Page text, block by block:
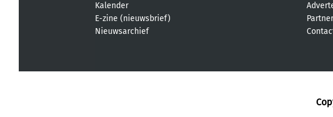
Kalender
E-zine (nieuwsbrief)
Nieuwsarchief